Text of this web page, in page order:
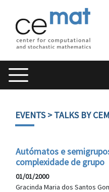
EVENTS> TALKS BY
Autómatos e
complexidade de grupo
01/01/2000
Gracinda Maria dos Santos